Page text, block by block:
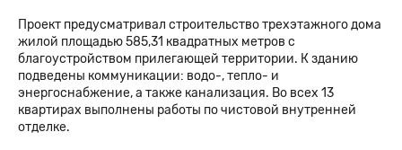
Проект предусматривал строительство трехэтажного дома
жилой площадью 585,31 квадратных метров с
благоустройством прилегающей территории. К зданию
подведены коммуникации: водо-, тепло- и
энергоснабжение, а также канализация. Во всех 13
квартирах выполнены работы по чистовой внутренней
отделке.